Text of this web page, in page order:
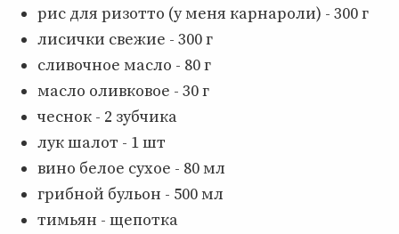
рис для ризотто (у меня карнароли) - 300 г
лисички свежие - 300 г
сливочное масло - 80 г
масло оливковое - 30 г
чеснок - 2 зубчика
лук шалот - 1 шт
вино белое сухое - 80 мл
грибной бульон - 500 мл
тимьян - щепотка